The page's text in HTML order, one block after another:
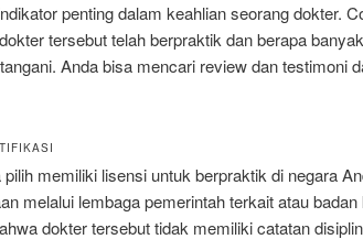
penting dalam keahlian seorang dokter.
tersebut telah berpraktik dan berapa
Anda bisa mencari review dan testimoni
memiliki lisensi untuk berpraktik di negara
melalui lembaga pemerintah terkait atau
dokter tersebut tidak memiliki catatan